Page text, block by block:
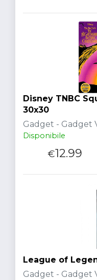
Disney TNBC
30x30
Gadget - Gadget
Disponibile
€12.99
League of
Gadget - Gadget